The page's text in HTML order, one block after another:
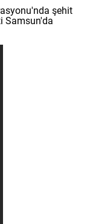
şehit
Samsun'da